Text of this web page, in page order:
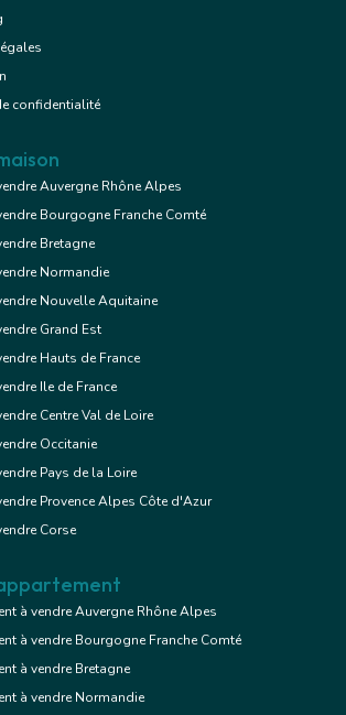
confidentialité
Auvergne Rhône Alpes
Bourgogne Franche Comté
Bretagne
Normandie
Nouvelle Aquitaine
Grand Est
Hauts de France
Ile de France
Centre Val de Loire
Occitanie
Pays de la Loire
Provence Alpes Côte d'Azur
Corse
à vendre Auvergne Rhône Alpes
à vendre Bourgogne Franche Comté
à vendre Bretagne
à vendre Normandie